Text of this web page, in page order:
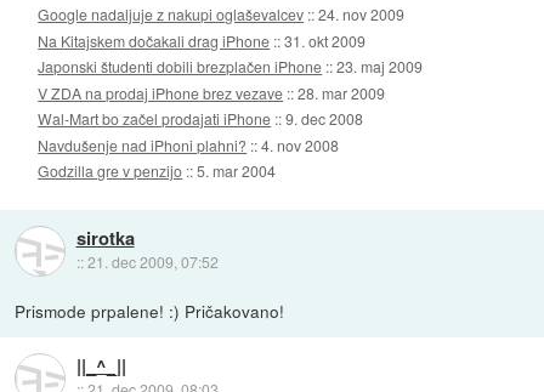
Google nadaljuje z nakupi oglaševalcev ::24. nov 2009
Na Kitajskem dočakali drag iPhone ::31. okt 2009
Japonski študenti dobili brezplačen iPhone ::23. maj 2009
V ZDA na prodaj iPhone brez vezave ::28. mar 2009
Wal-Mart bo začel prodajati iPhone ::9. dec 2008
Navdušenje nad iPhoni plahni? ::4. nov 2008
Godzilla gre v penzijo ::5. mar 2004
sirotka
::21. dec 2009, 07:52
Prismode prpalene! :) Pričakovano!
||_^_||